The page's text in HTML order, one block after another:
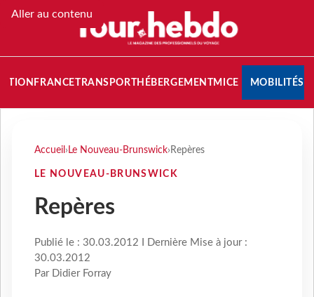
Aller au contenu
FRANCETRANSPORT HÉBERGEMENTMICE MOBILITÉS
Accueil › Le Nouveau-Brunswick› Repères
LE NOUVEAU-BRUNSWICK
Repères
Publié le : 30.03.2012 I Dernière Mise à jour :
30.03.2012
Par Didier Forray